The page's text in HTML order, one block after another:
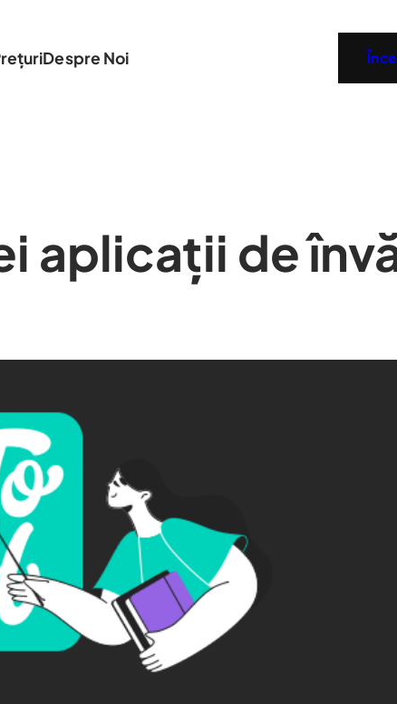
Despre Noi
aplicații de